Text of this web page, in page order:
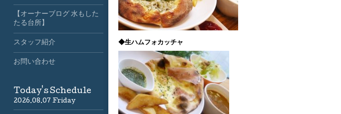
◆生ハムフォカッチャ
【オーナーブログ 水もした
たる台所】
スタッフ紹介
お問い合わせ
Today's Schedule
2026.08.07 Friday